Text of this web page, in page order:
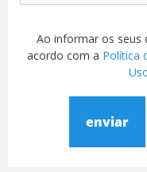
Ao informar os seus
acordo com a Política
enviar